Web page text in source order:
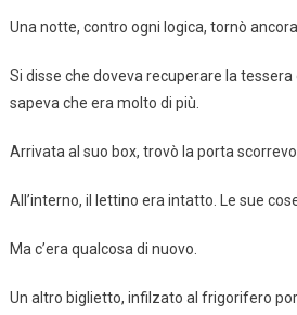
Una notte, contro ogni logica, tornò ancora.
Si disse che doveva recuperare la tessera
sapeva che era molto di più.
Arrivata al suo box, trovò la porta
All’interno, il lettino era intatto. Le sue
Ma c’era qualcosa di nuovo.
Un altro biglietto, infilzato al frigorifero